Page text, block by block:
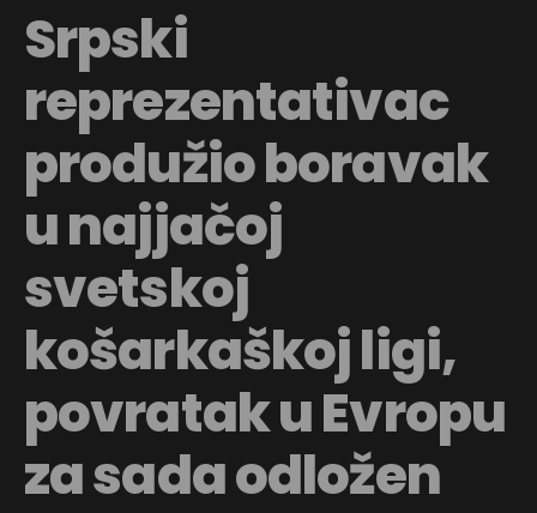
Srpski
reprezentativac
produžio boravak
u najjačoj
svetskoj
košarkaškoj ligi,
povratak u Evropu
za sada odložen